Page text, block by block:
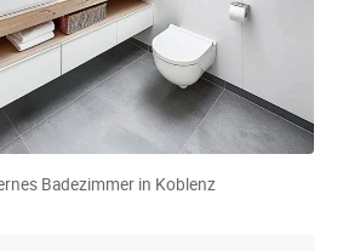
Badezimmer in Koblenz